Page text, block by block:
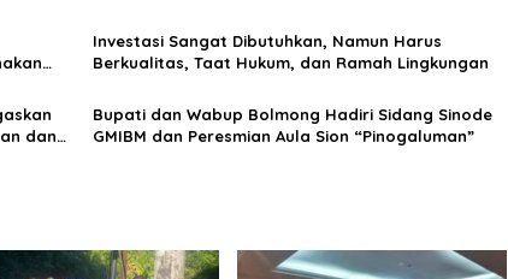
Investasi Sangat Dibutuhkan, Namun Harus
Berkualitas, Taat Hukum, dan Ramah Lingkungan
dan
Bupati dan Wabup Bolmong Hadiri Sidang Sinode
GMIBM dan Peresmian Aula Sion “Pinogaluman”